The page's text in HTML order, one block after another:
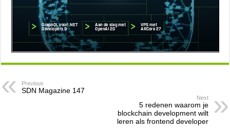
Previous
SDN Magazine 147
Next
5 redenen waarom je
blockchain development wilt
leren als frontend developer